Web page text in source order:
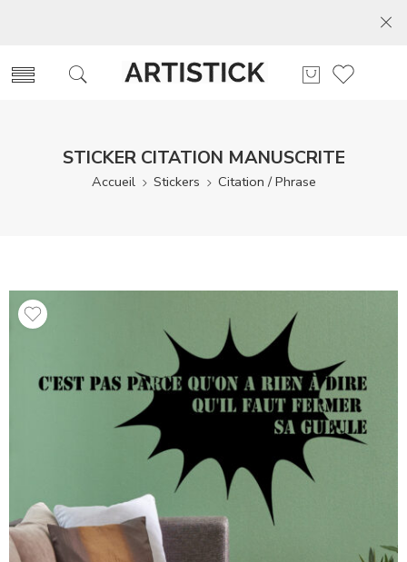
STICKER CITATION MANUSCRITE
Accueil Stickers Citation / Phrase